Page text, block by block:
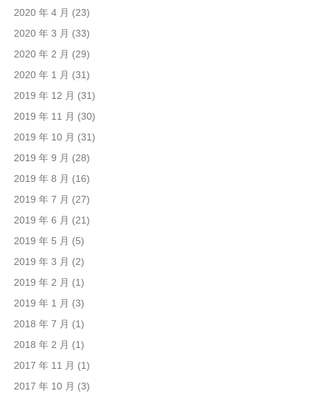
2020 年 4 月 (23)
2020 年 3 月 (33)
2020 年 2 月 (29)
2020 年 1 月 (31)
2019 年 12 月 (31)
2019 年 11 月 (30)
2019 年 10 月 (31)
2019 年 9 月 (28)
2019 年 8 月 (16)
2019 年 7 月 (27)
2019 年 6 月 (21)
2019 年 5 月 (5)
2019 年 3 月 (2)
2019 年 2 月 (1)
2019 年 1 月 (3)
2018 年 7 月 (1)
2018 年 2 月 (1)
2017 年 11 月 (1)
2017 年 10 月 (3)